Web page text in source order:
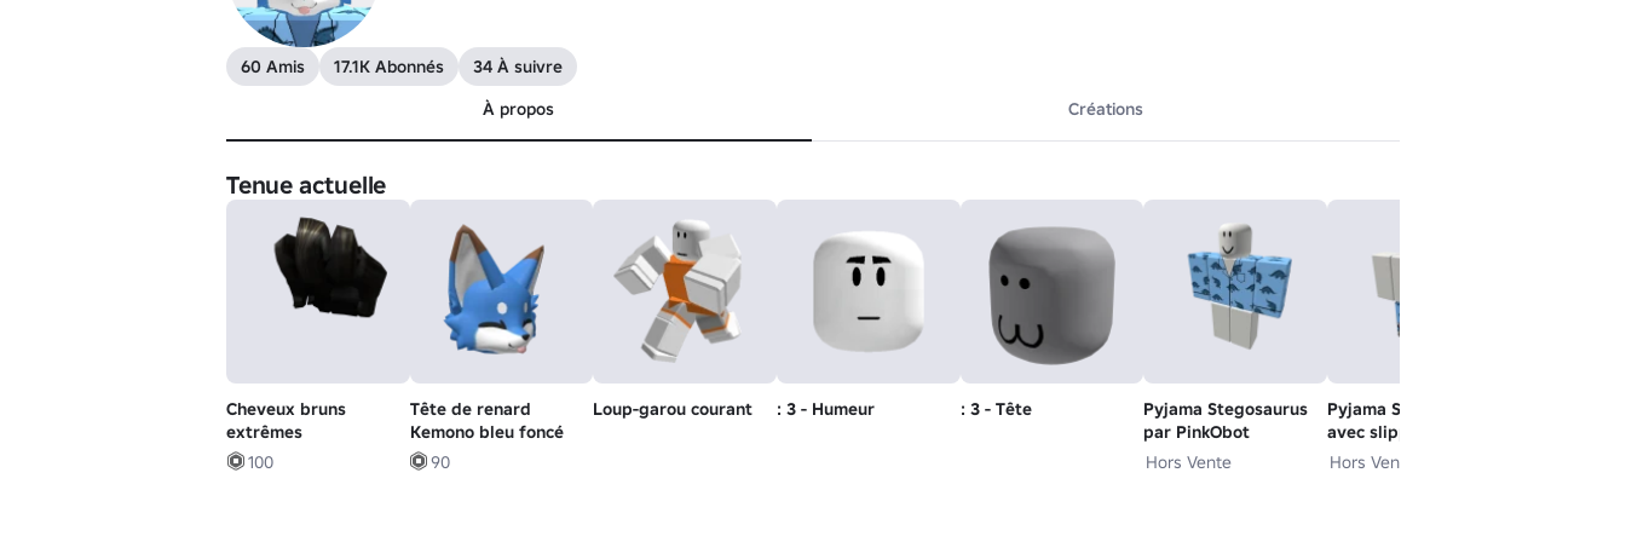
60 Amis 17.1K Abonnés
34 À suivre
À propos
Créations
Tenue actuelle
Cheveux bruns
extrêmes
100
Tête de renard
Kemono bleu foncé
90
Loup-garou courant : 3 - Humeur : 3 - Tête
Pyjama Stegosaurus
par PinkObot
Hors Vente
Pyjama Stegosaurus
avec slippers de
lapin par PinkObot
Hors Vente